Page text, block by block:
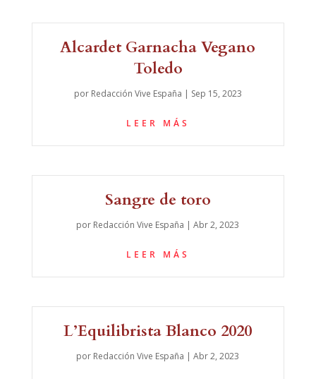
Alcardet Garnacha Vegano
Toledo
por Redacción Vive España | Sep 15, 2023
LEER MÁS
Sangre de toro
por Redacción Vive España |Abr 2, 2023
LEER MÁS
L’Equilibrista Blanco 2020
por Redacción Vive España |Abr 2, 2023